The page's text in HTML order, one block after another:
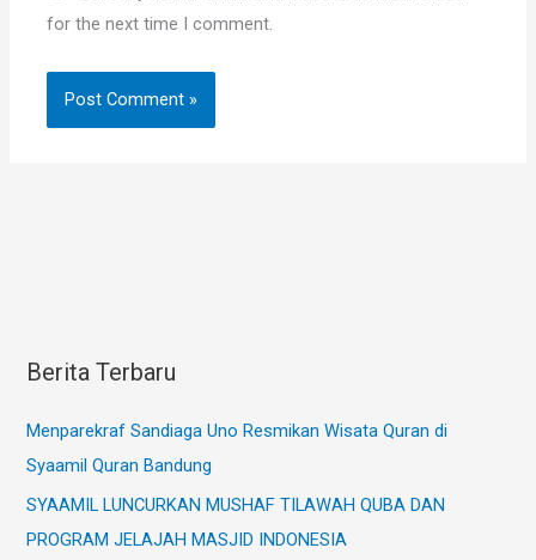
for the next time I comment.
Berita Terbaru
Menparekraf Sandiaga Uno Resmikan Wisata Quran di
Syaamil Quran Bandung
SYAAMIL LUNCURKAN MUSHAF TILAWAH QUBA DAN
PROGRAM JELAJAH MASJID INDONESIA